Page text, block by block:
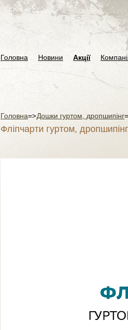
Головна Новини Акції
Головна=>Дошки гуртом, дропшипінг
Фліпчарти гуртом, дропшипінг